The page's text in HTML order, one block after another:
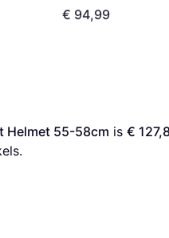
€ 94,99
Helmet 55-58cm is €